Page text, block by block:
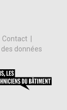
Contact
données